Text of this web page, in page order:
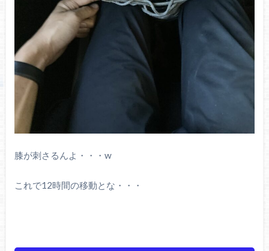
膝が刺さるんよ・・・w
これで12時間の移動とな・・・